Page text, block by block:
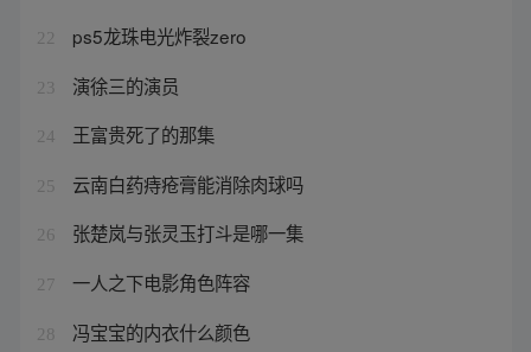
22 ps5龙珠电光炸裂zero
23 演徐三的演员
24 王富贵死了的那集
25 云南白药痔疮膏能消除肉球吗
26 张楚岚与张灵玉打斗是哪一集
27 一人之下电影角色阵容
28 冯宝宝的内衣什么颜色